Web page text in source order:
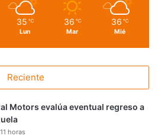
35 ℃
Lun
36 ℃
Mar
36 ℃
Mié
Reciente
Motors evalúa eventual regreso a
horas